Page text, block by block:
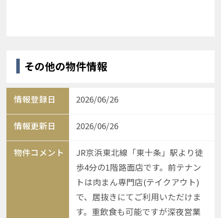
その他の物件情報
情報登録日 2026/06/26
情報更新日 2026/06/26
物件コメント
JR京浜東北線「東十条」駅より徒
歩4分の1階路面店です。前テナン
トは肉まん専門店(テイクアウト)
で、居抜きにてご利用いただけま
す。重飲食も可能ですが深夜営業